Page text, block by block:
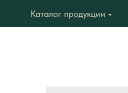
Каталог продукции